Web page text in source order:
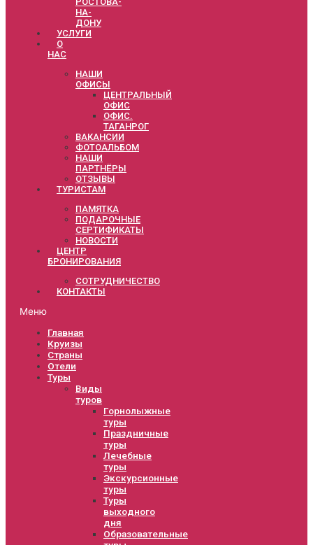
НА-
ДОНУ
УСЛУГИ
О
НАС
НАШИ
ОФИСЫ
ЦЕНТРАЛЬНЫЙ
ОФИС
ОФИС.
ТАГАНРОГ
ВАКАНСИИ
ФОТОАЛЬБОМ
НАШИ
ПАРТНЁРЫ
ОТЗЫВЫ
ТУРИСТАМ
ПАМЯТКА
ПОДАРОЧНЫЕ
СЕРТИФИКАТЫ
НОВОСТИ
ЦЕНТР
БРОНИРОВАНИЯ
СОТРУДНИЧЕСТВО
КОНТАКТЫ
Меню
Главная
Круизы
Страны
Отели
Туры
Виды
туров
Горнолыжные
туры
Праздничные
туры
Лечебные
туры
Экскурсионные
туры
Туры
выходного
дня
Образовательные